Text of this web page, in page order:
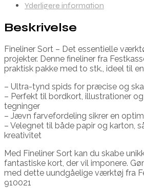
Yderligere information
Beskrivelse
Fineliner Sort – Det essentielle
projekter. Denne fineliner fra
praktisk pakke med to stk., ideel til
– Ultra-tynd spids for præcise og
– Perfekt til bordkort, illustrationer
tegninger
– Jævn farvefordeling sikrer en
– Velegnet til både papir og karton,
kreativitet
Med Fineliner Sort kan du skabe
fantastiske kort, der vil imponere.
med dette uundgåelige værktøj fra
910021